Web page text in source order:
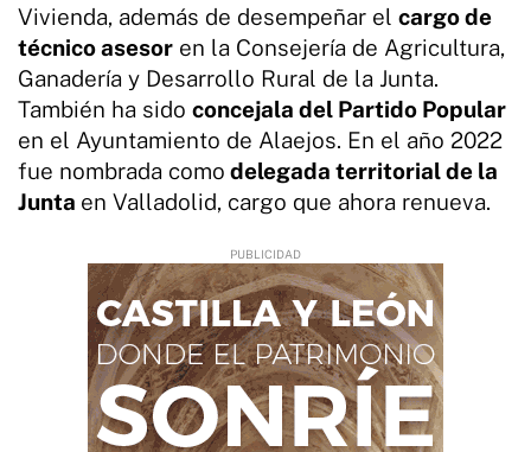
Vivienda, además de desempeñar el cargo de
técnico asesor en la Consejería de Agricultura,
Ganadería y Desarrollo Rural de la Junta.
También ha sido concejala del Partido Popular
en el Ayuntamiento de Alaejos. En el año 2022
fue nombrada como delegada territorial de la
Junta en Valladolid, cargo que ahora renueva.